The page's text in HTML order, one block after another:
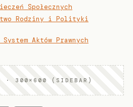
Społecznych
Rodziny i Polityki
Aktów Prawnych
· 300×600 (SIDEBAR)